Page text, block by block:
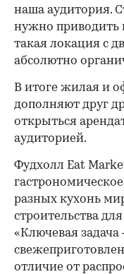
наша аудитория.
нужно приводить
такая локация с
абсолютно
В итоге жилая и
дополняют друг
открыться
аудиторией.
Фудхолл Eat
разных кухонь
строительства
«Ключевая
отличие от